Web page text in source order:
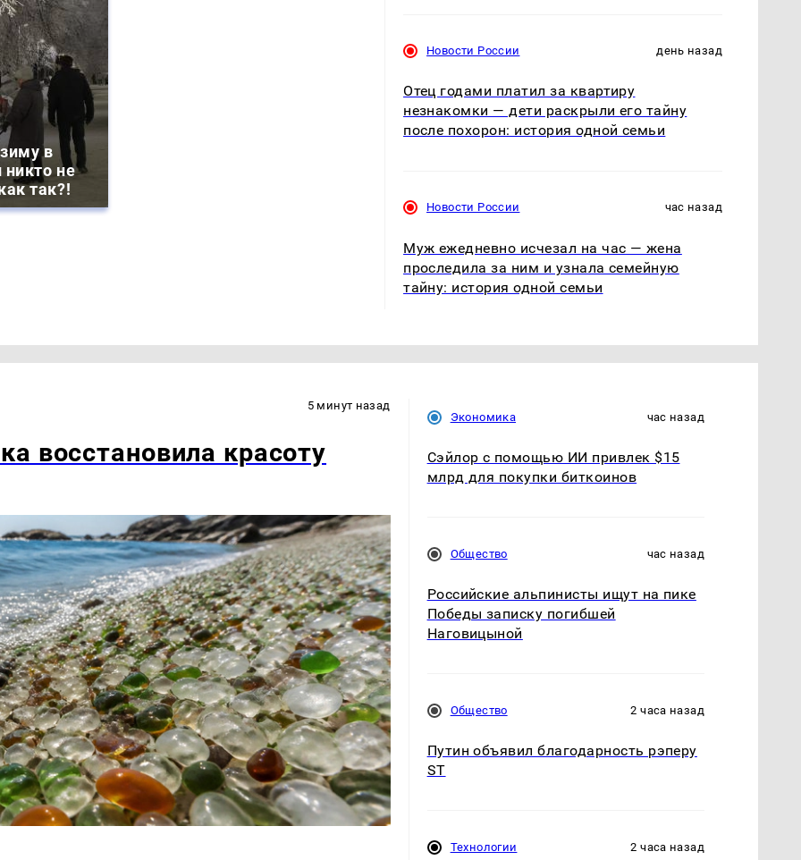
в
никто не
так?!
Новости России день назад
Отец годами платил за квартиру
незнакомки — дети раскрыли его тайну
после похорон: история одной семьи
Новости России час назад
Муж ежедневно исчезал на час — жена
проследила за ним и узнала семейную
тайну: история одной семьи
5 минут назад
восстановила красоту
Экономика час назад
Сэйлор с помощью ИИ привлек $15
млрд для покупки биткоинов
Общество час назад
Российские альпинисты ищут на пике
Победы записку погибшей
Наговицыной
Общество 2 часа назад
Путин объявил благодарность рэперу
ST
Технологии 2 часа назад